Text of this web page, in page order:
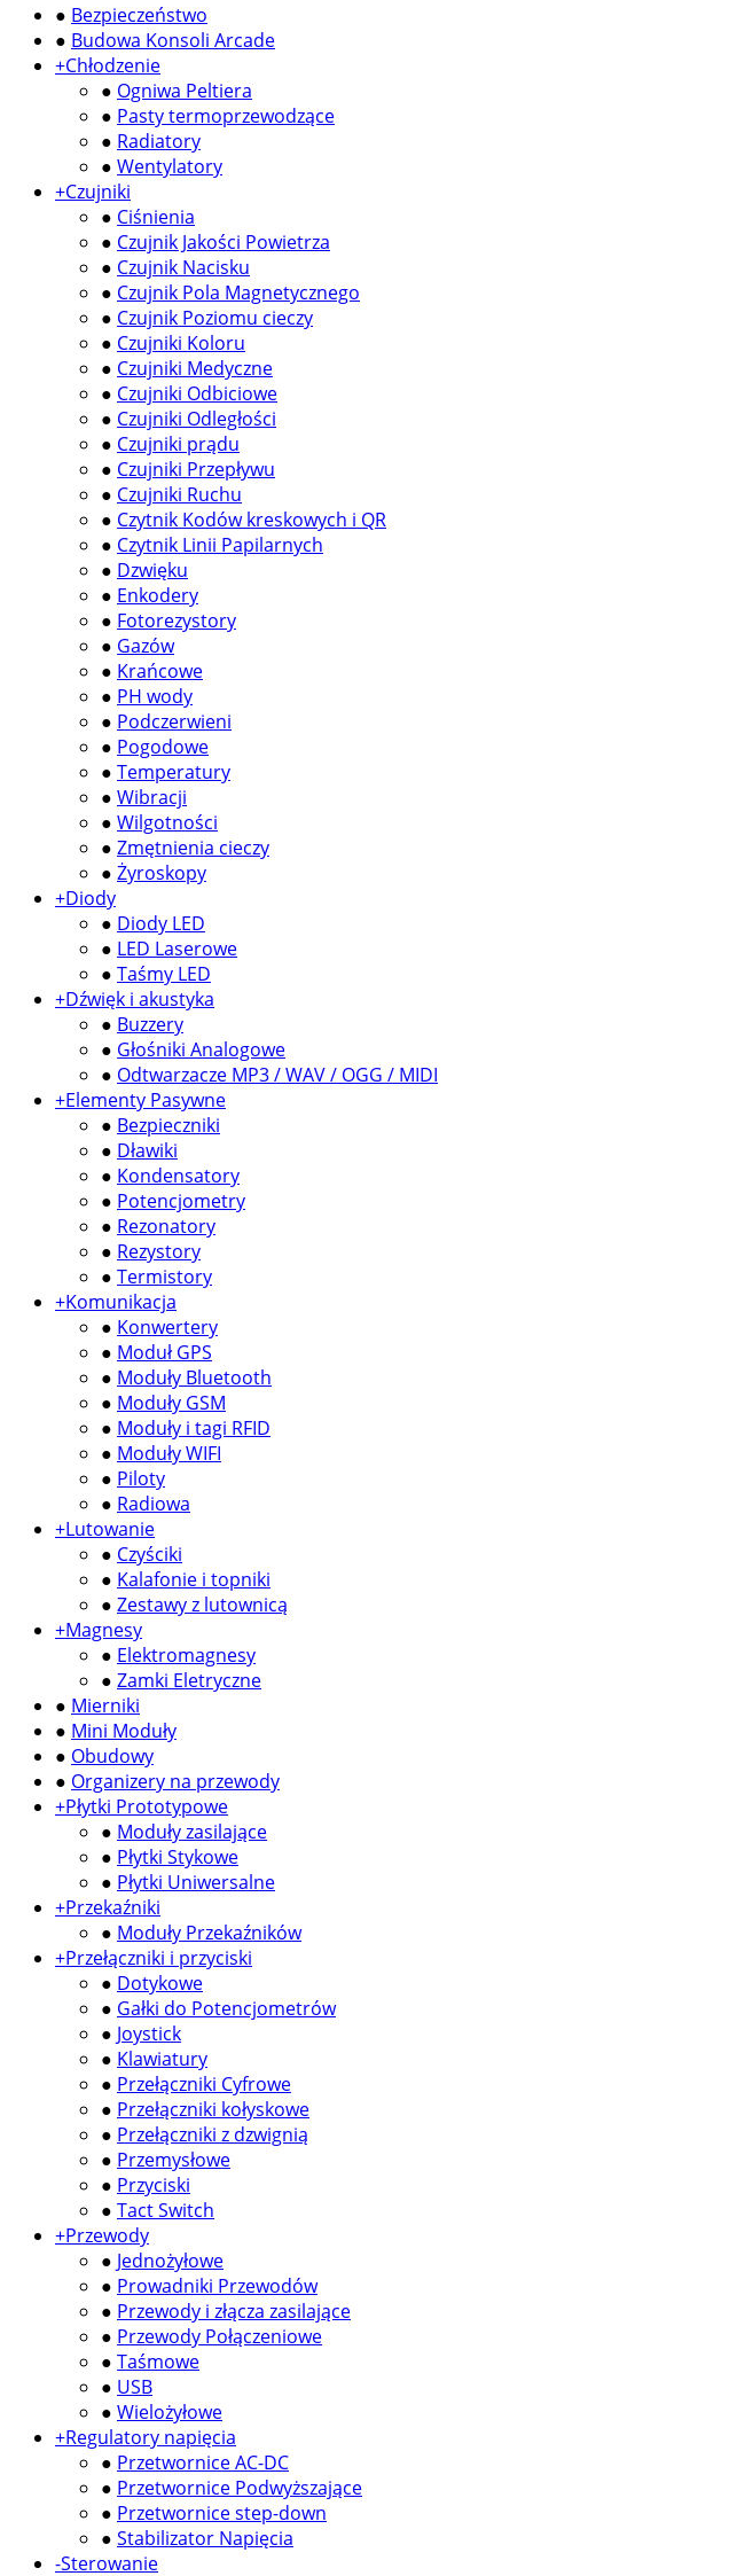
● Bezpieczeństwo
● Budowa Konsoli Arcade
+Chłodzenie
● Ogniwa Peltiera
● Pasty termoprzewodzące
● Radiatory
● Wentylatory
+Czujniki
● Ciśnienia
● Czujnik Jakości Powietrza
● Czujnik Nacisku
● Czujnik Pola Magnetycznego
● Czujnik Poziomu cieczy
● Czujniki Koloru
● Czujniki Medyczne
● Czujniki Odbiciowe
● Czujniki Odległości
● Czujniki prądu
● Czujniki Przepływu
● Czujniki Ruchu
● Czytnik Kodów kreskowych i QR
● Czytnik Linii Papilarnych
● Dzwięku
● Enkodery
● Fotorezystory
● Gazów
● Krańcowe
● PH wody
● Podczerwieni
● Pogodowe
● Temperatury
● Wibracji
● Wilgotności
● Zmętnienia cieczy
● Żyroskopy
+Diody
● Diody LED
● LED Laserowe
● Taśmy LED
+Dźwięk i akustyka
● Buzzery
● Głośniki Analogowe
● Odtwarzacze MP3 / WAV / OGG / MIDI
+Elementy Pasywne
● Bezpieczniki
● Dławiki
● Kondensatory
● Potencjometry
● Rezonatory
● Rezystory
● Termistory
+Komunikacja
● Konwertery
● Moduł GPS
● Moduły Bluetooth
● Moduły GSM
● Moduły i tagi RFID
● Moduły WIFI
● Piloty
● Radiowa
+Lutowanie
● Czyściki
● Kalafonie i topniki
● Zestawy z lutownicą
+Magnesy
● Elektromagnesy
● Zamki Eletryczne
● Mierniki
● Mini Moduły
● Obudowy
● Organizery na przewody
+Płytki Prototypowe
● Moduły zasilające
● Płytki Stykowe
● Płytki Uniwersalne
+Przekaźniki
● Moduły Przekaźników
+Przełączniki i przyciski
● Dotykowe
● Gałki do Potencjometrów
● Joystick
● Klawiatury
● Przełączniki Cyfrowe
● Przełączniki kołyskowe
● Przełączniki z dzwignią
● Przemysłowe
● Przyciski
● Tact Switch
+Przewody
● Jednożyłowe
● Prowadniki Przewodów
● Przewody i złącza zasilające
● Przewody Połączeniowe
● Taśmowe
● USB
● Wielożyłowe
+Regulatory napięcia
● Przetwornice AC-DC
● Przetwornice Podwyższające
● Przetwornice step-down
● Stabilizator Napięcia
-Sterowanie